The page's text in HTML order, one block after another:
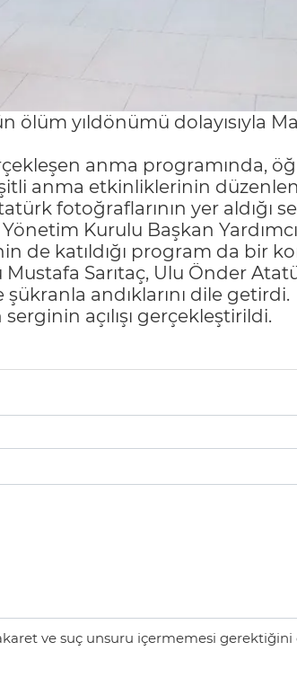
ölüm yıldönümü dolayısıyla
anma programında,
anma etkinliklerinin
fotoğraflarının yer aldığı
Kurulu Başkan
de katıldığı program da bir
Sarıtaç, Ulu Önder
andıklarını dile getirdi.
açılışı gerçekleştirildi.
ve suç unsuru içermemesi gerektiğini